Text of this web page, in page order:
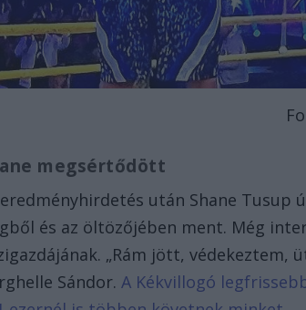
megsértődött
után Shane
és az öltözőjében ment. Még
„Rám jött, védekeztem,
Sándor.A Kékvillogó